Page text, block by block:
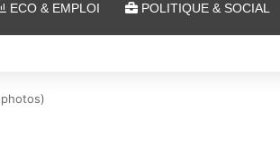
ECO & EMPLOI POLITIQUE & SOCIAL